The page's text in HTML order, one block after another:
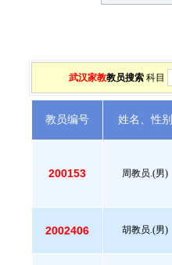
武汉家教教员搜索 科目
教员编号 姓名、性别
200153 周教员.(男)
2002406 胡教员.(男)